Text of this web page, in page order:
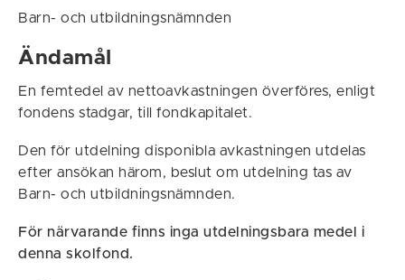
Barn- och utbildningsnämnden
Ändamål
En femtedel av nettoavkastningen överföres, enligt
fondens stadgar, till fondkapitalet.
Den för utdelning disponibla avkastningen utdelas
efter ansökan härom, beslut om utdelning tas av
Barn- och utbildningsnämnden.
För närvarande finns inga utdelningsbara medel i
denna skolfond.